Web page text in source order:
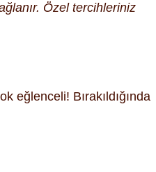
Özel tercihleriniz
eğlenceli! Bırakıldığında